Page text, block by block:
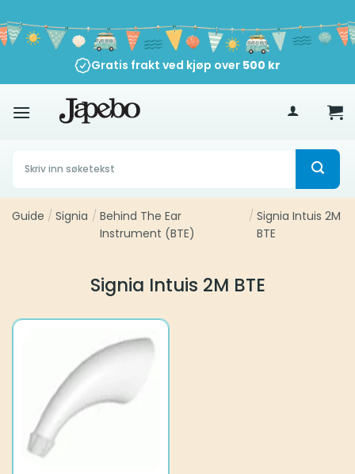
to
content
Gratis frakt ved kjøp over 500 kr
Søk
etter:
Guide / Signia / Behind The Ear
Instrument (BTE)
/ Signia Intuis 2M
BTE
Signia Intuis 2M BTE